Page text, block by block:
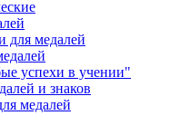
для медалей
успехи в учении"
и знаков
медалей